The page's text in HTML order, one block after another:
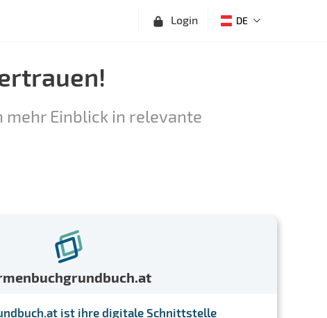
Login DE
mehr Einblick in relevante
ist ihre digitale Schnittstelle